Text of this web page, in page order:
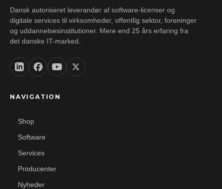
Dansk autoriseret leverandør af software-licenser og
digitale services til virksomheder, offentlig sektor, foreninger
og uddannelsesinstitutioner. Mere end 25 års erfaring fra
det danske IT-marked.
NAVIGATION
Shop
Software
Services
Producenter
Nyheder